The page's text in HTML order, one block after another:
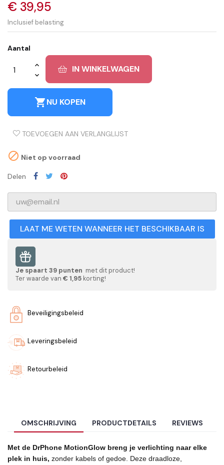
€ 39,95
Inclusief belasting
Aantal
IN WINKELWAGEN
shopping_cartNU KOPEN
TOEVOEGEN AAN VERLANGLIJST
 Niet op voorraad
Delen
LAAT ME WETEN WANNEER HET BESCHIKBAAR IS
Je spaart 39 punten met dit product!
Ter waarde van € 1,95 korting!
Beveiligingsbeleid
Leveringsbeleid
Retourbeleid
OMSCHRIJVING PRODUCTDETAILS REVIEWS
Met de DrPhone MotionGlow breng je verlichting naar elke
plek in huis, zonder kabels of gedoe. Deze draadloze,